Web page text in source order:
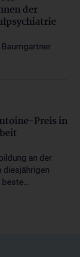
der
Baumgartner
Preis in
an der
diesjährigen
beste…